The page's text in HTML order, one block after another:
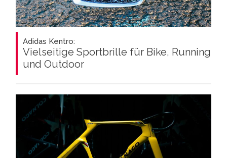
Adidas Kentro:
Vielseitige Sportbrille für Bike, Running
und Outdoor